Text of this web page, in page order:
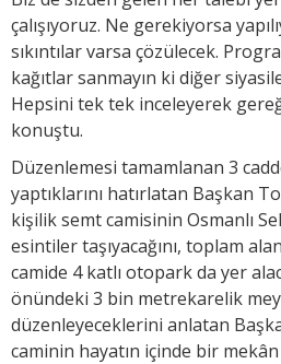
çalışıyoruz. Ne gerekiyorsa
sıkıntılar varsa çözülecek.
kağıtlar sanmayın ki diğer
Hepsini tek tek inceleyerek
konuştu.
Düzenlemesi tamamlanan 3
yaptıklarını hatırlatan Başkan
kişilik semt camisinin Osmanlı
esintiler taşıyacağını, toplam
camide 4 katlı otopark da yer
önündeki 3 bin metrekarelik
düzenleyeceklerini anlatan
caminin hayatın içinde bir mekân